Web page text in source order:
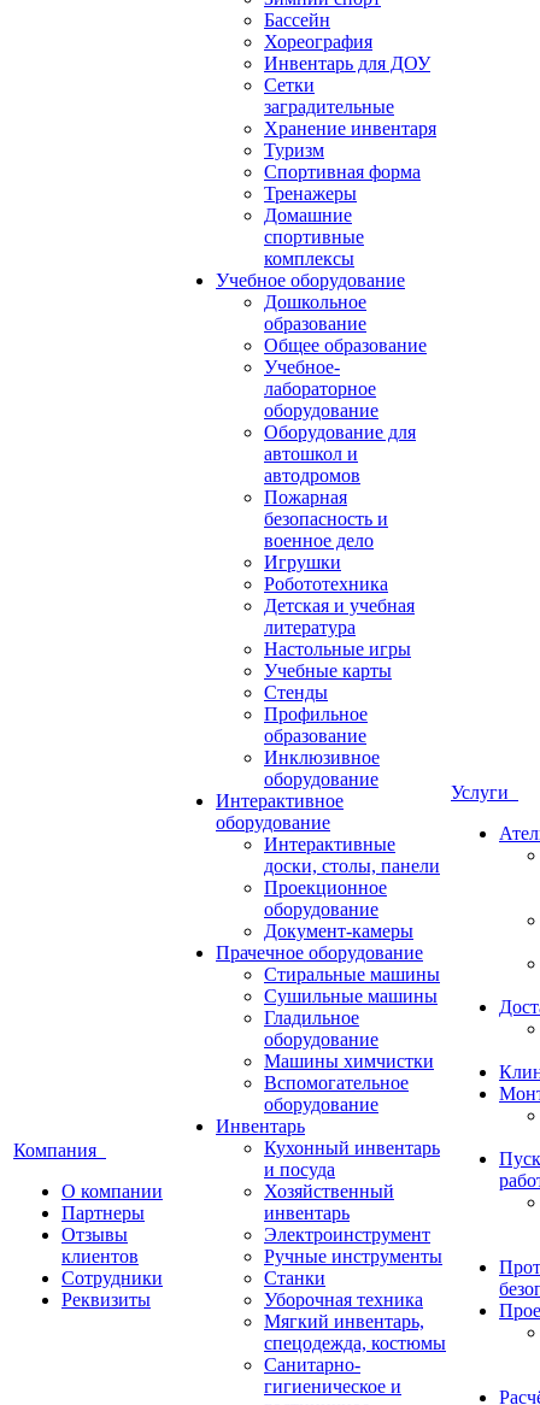
Компания
О компании
Партнеры
Отзывы
клиентов
Сотрудники
Реквизиты
Бассейн
Хореография
Инвентарь для ДОУ
Сетки
заградительные
Хранение инвентаря
Туризм
Спортивная форма
Тренажеры
Домашние
спортивные
комплексы
Учебное оборудование
Дошкольное
образование
Общее образование
Учебное-
лабораторное
оборудование
Оборудование для
автошкол и
автодромов
Пожарная
безопасность и
военное дело
Игрушки
Робототехника
Детская и учебная
литература
Настольные игры
Учебные карты
Стенды
Профильное
образование
Инклюзивное
оборудование
Интерактивное
оборудование
Интерактивные
доски, столы, панели
Проекционное
оборудование
Документ-камеры
Прачечное оборудование
Стиральные машины
Сушильные машины
Гладильное
оборудование
Машины химчистки
Вспомогательное
оборудование
Инвентарь
Кухонный инвентарь
и посуда
Хозяйственный
инвентарь
Электроинструмент
Ручные инструменты
Станки
Уборочная техника
Мягкий инвентарь,
спецодежда, костюмы
Санитарно-
гигиеническое и
Услуги